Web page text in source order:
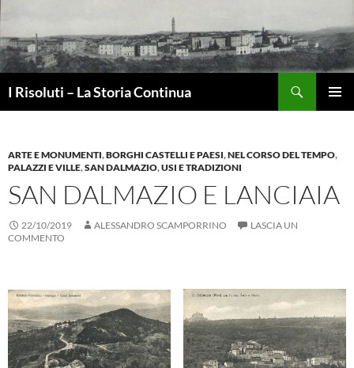
Vai
contenuto
I Risoluti – La Storia Continua
ARTE E MONUMENTI,BORGHI CASTELLI E PAESI,NEL CORSO DEL TEMPO,
PALAZZI E VILLE,SAN DALMAZIO,USI E TRADIZIONI
SAN DALMAZIO E LANCIAIA
22/10/2019 ALESSANDRO SCAMPORRINO
LASCIA UN
COMMENTO